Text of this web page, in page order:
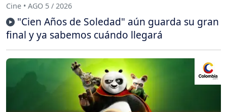
Cine • AGO 5 / 2026
"Cien Años de Soledad" aún guarda su gran
final y ya sabemos cuándo llegará